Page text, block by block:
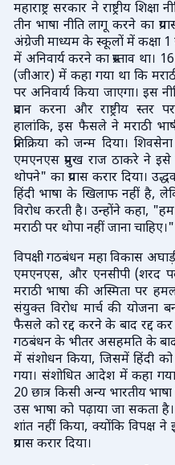
महाराष्ट्र सरकार ने राष्ट्रीय
तीन भाषा नीति लागू करने का
अंग्रेजी माध्यम के स्कूलों में कक्षा
में अनिवार्य करने का प्रस्ताव था।
(जीआर) में कहा गया था कि
पर अनिवार्य किया जाएगा। इस
प्रदान करना और राष्ट्रीय स्तर
हालांकि, इस फैसले ने मराठी
प्रतिक्रिया को जन्म दिया।
एमएनएस प्रमुख राज ठाकरे ने
थोपने" का प्रयास करार दिया।
हिंदी भाषा के खिलाफ नहीं है,
विरोध करती है। उन्होंने कहा,
मराठी पर थोपा नहीं जाना चाहिए।"
विपक्षी गठबंधन महा विकास
एमएनएस, और एनसीपी (शरद
मराठी भाषा की अस्मिता पर
संयुक्त विरोध मार्च की योजना
फैसले को रद्द करने के बाद रद्द कर
गठबंधन के भीतर असहमति के
में संशोधन किया, जिसमें हिंदी
गया। संशोधित आदेश में कहा
20 छात्र किसी अन्य भारतीय
उस भाषा को पढ़ाया जा सकता
शांत नहीं किया, क्योंकि विपक्ष
प्रयास करार दिया।